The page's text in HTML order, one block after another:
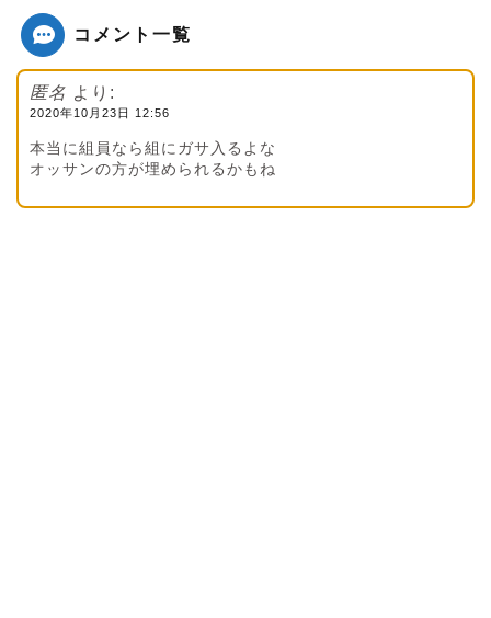
コメント一覧
匿名 より:
2020年10月23日 12:56
本当に組員なら組にガサ入るよな
オッサンの方が埋められるかもね